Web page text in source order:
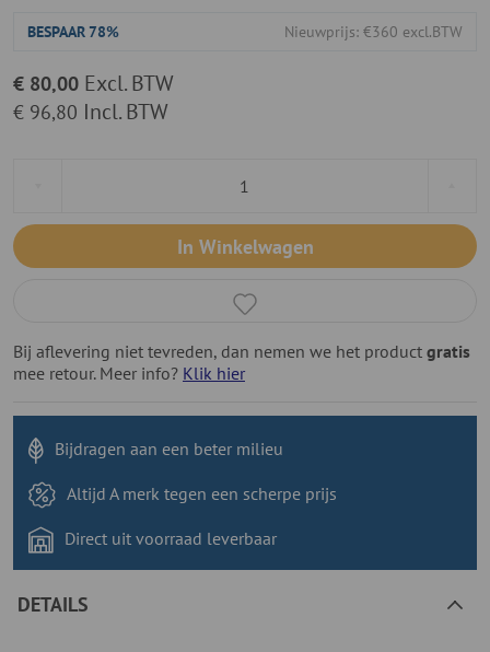
BESPAAR 78% Nieuwprijs: €360 excl.BTW
€ 96,80 Incl. BTW
€ 80,00 Excl. BTW
In Winkelwagen
Bij aflevering niet tevreden, dan nemen we het product gratis
mee retour. Meer info? Klik hier
Bijdragen aan een beter milieu
Altijd A merk tegen een scherpe prijs
Direct uit voorraad leverbaar
DETAILS